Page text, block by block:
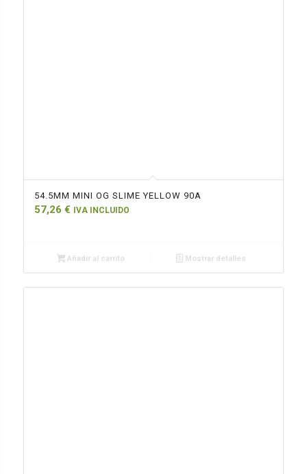
54.5MM MINI OG SLIME YELLOW 90A
57,26 € IVA INCLUIDO
Añadir al carrito Mostrar detalles